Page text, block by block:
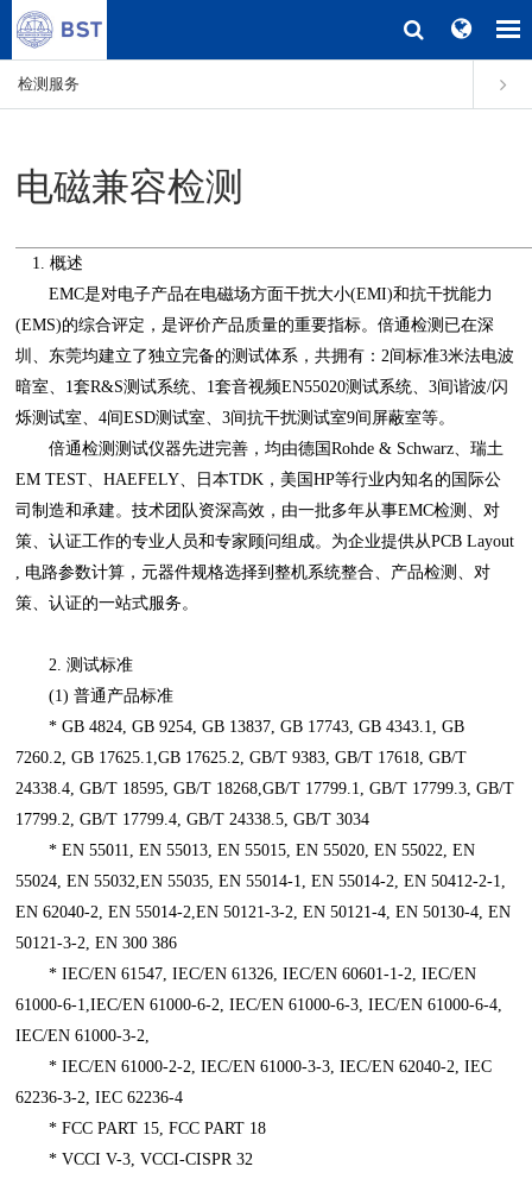
检测服务
电磁兼容检测
1. 概述
EMC是对电子产品在电磁场方面干扰大小(EMI)和抗干扰能力
(EMS)的综合评定，是评价产品质量的重要指标。倍通检测已在深
圳、东莞均建立了独立完备的测试体系，共拥有：2间标准3米法电波
暗室、1套R&S测试系统、1套音视频EN55020测试系统、3间谐波/闪
烁测试室、4间ESD测试室、3间抗干扰测试室9间屏蔽室等。
倍通检测测试仪器先进完善，均由德国Rohde & Schwarz、瑞土
EM TEST、HAEFELY、日本TDK，美国HP等行业内知名的国际公
司制造和承建。技术团队资深高效，由一批多年从事EMC检测、对
策、认证工作的专业人员和专家顾问组成。为企业提供从PCB Layout
, 电路参数计算，元器件规格选择到整机系统整合、产品检测、对
策、认证的一站式服务。
2. 测试标准
(1) 普通产品标准
* GB 4824, GB 9254, GB 13837, GB 17743, GB 4343.1, GB
7260.2, GB 17625.1,GB 17625.2, GB/T 9383, GB/T 17618, GB/T
24338.4, GB/T 18595, GB/T 18268,GB/T 17799.1, GB/T 17799.3, GB/T
17799.2, GB/T 17799.4, GB/T 24338.5, GB/T 3034
* EN 55011, EN 55013, EN 55015, EN 55020, EN 55022, EN
55024, EN 55032,EN 55035, EN 55014-1, EN 55014-2, EN 50412-2-1,
EN 62040-2, EN 55014-2,EN 50121-3-2, EN 50121-4, EN 50130-4, EN
50121-3-2, EN 300 386
* IEC/EN 61547, IEC/EN 61326, IEC/EN 60601-1-2, IEC/EN
61000-6-1,IEC/EN 61000-6-2, IEC/EN 61000-6-3, IEC/EN 61000-6-4,
IEC/EN 61000-3-2,
* IEC/EN 61000-2-2, IEC/EN 61000-3-3, IEC/EN 62040-2, IEC
62236-3-2, IEC 62236-4
* FCC PART 15, FCC PART 18
* VCCI V-3, VCCI-CISPR 32